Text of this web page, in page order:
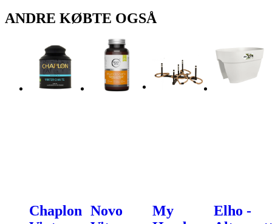
ANDRE KØBTE OGSÅ
Chaplon Novo
My
Elho -